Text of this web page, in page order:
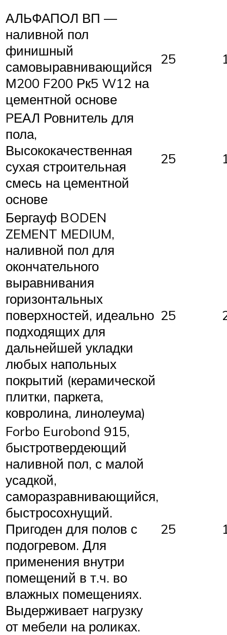
АЛЬФАПОЛ ВП —
наливной пол
финишный
самовыравнивающийся
М200 F200 Рк5 W12 на
цементной основе
25
PЕАЛ Ровнитель для
пола,
Высококачественная
сухая строительная
смесь на цементной
основе
25
Бергауф BODEN
ZEMENT MEDIUM,
наливной пол для
окончательного
выравнивания
горизонтальных
поверхностей, идеально
подходящих для
дальнейшей укладки
любых напольных
покрытий (керамической
плитки, паркета,
ковролина, линолеума)
25
Forbo Eurobond 915,
быстротвердеющий
наливной пол, с малой
усадкой,
саморазравнивающийся,
быстросохнущий.
Пригоден для полов с
подогревом. Для
применения внутри
помещений в т.ч. во
влажных помещениях.
Выдерживает нагрузку
от мебели на роликах.
25